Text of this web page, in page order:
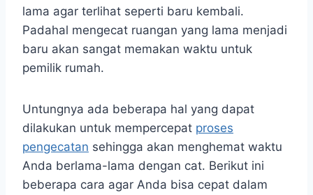
lama agar terlihat seperti baru kembali.
Padahal mengecat ruangan yang lama menjadi
baru akan sangat memakan waktu untuk
pemilik rumah.
Untungnya ada beberapa hal yang dapat
dilakukan untuk mempercepat proses
pengecatan sehingga akan menghemat waktu
Anda berlama-lama dengan cat. Berikut ini
beberapa cara agar Anda bisa cepat dalam